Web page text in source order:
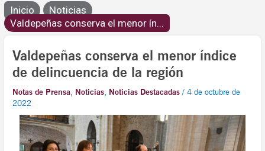
Inicio
Noticias
Valdepeñas conserva el menor ín...
Valdepeñas conserva el menor índice
de delincuencia de la región
Notas de Prensa, Noticias, Noticias Destacadas /4 de octubre de
2022